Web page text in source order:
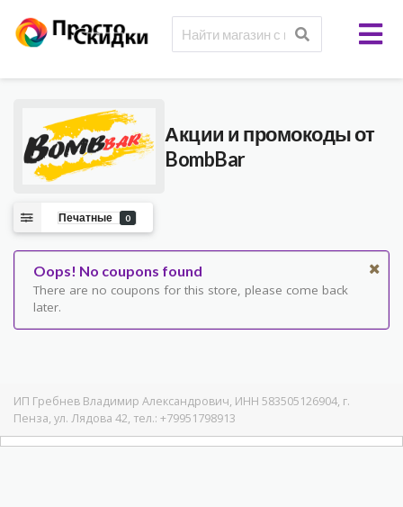
Акции и промокоды от
BombBar
Печатные 0
Oops! No coupons found
There are no coupons for this store, please come back
later.
ИП Гребнев Владимир Александрович, ИНН 583505126904, г.
Пенза, ул. Лядова 42, тел.: +79951798913